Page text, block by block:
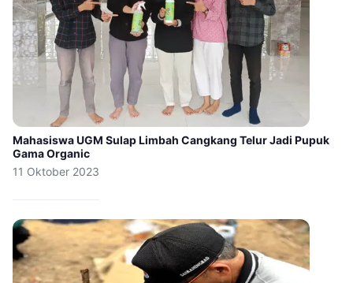
Mahasiswa UGM Sulap Limbah Cangkang Telur Jadi Pupuk
Gama Organic
11 Oktober 2023